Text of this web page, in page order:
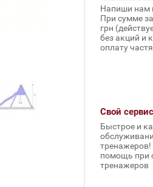
Напиши нам
При сумме
грн
без акций и
оплату
Свой
Быстрое и
помощь при
тренажеров